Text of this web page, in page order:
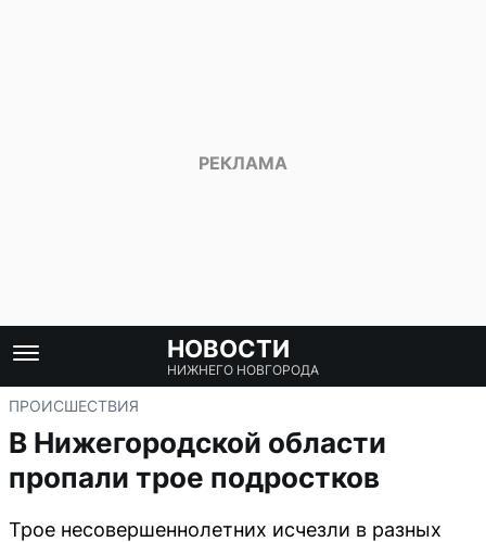
НОВОСТИ
НИЖНЕГО НОВГОРОДА
ПРОИСШЕСТВИЯ
В Нижегородской области
пропали трое подростков
Трое несовершеннолетних исчезли в разных